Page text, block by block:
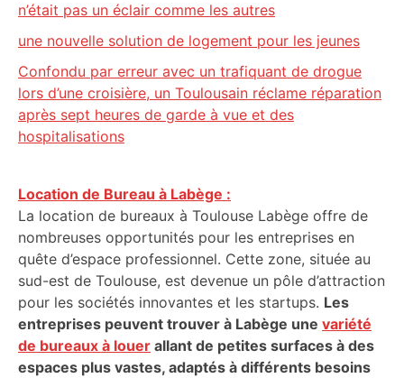
n’était pas un éclair comme les autres
une nouvelle solution de logement pour les jeunes
Confondu par erreur avec un trafiquant de drogue
lors d’une croisière, un Toulousain réclame réparation
après sept heures de garde à vue et des
hospitalisations
Location de Bureau à Labège :
La location de bureaux à Toulouse Labège offre de
nombreuses opportunités pour les entreprises en
quête d’espace professionnel. Cette zone, située au
sud-est de Toulouse, est devenue un pôle d’attraction
pour les sociétés innovantes et les startups. Les
entreprises peuvent trouver à Labège une variété
de bureaux à louer allant de petites surfaces à des
espaces plus vastes, adaptés à différents besoins